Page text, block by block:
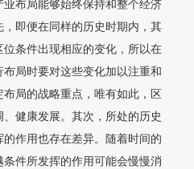
布局能够始终保持和整个经济
即便在同样的历史时期内，其
条件出现相应的变化，所以在
局时要对这些变化加以注重和
局的战略重点，唯有如此，区
健康发展。其次，所处的历史
作用也存在差异。随着时间的
件所发挥的作用可能会慢慢消